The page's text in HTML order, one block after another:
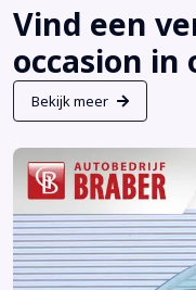
Vind een
occasion in
Bekijk meer